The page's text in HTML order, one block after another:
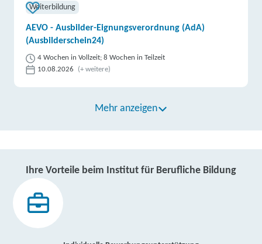
Weiterbildung
AEVO - Ausbilder-Eignungsverordnung (AdA)
(Ausbilderschein24)
4 Wochen in Vollzeit; 8 Wochen in Teilzeit
10.08.2026
(+ weitere)
Mehr anzeigen
Ihre Vorteile beim Institut für Berufliche Bildung